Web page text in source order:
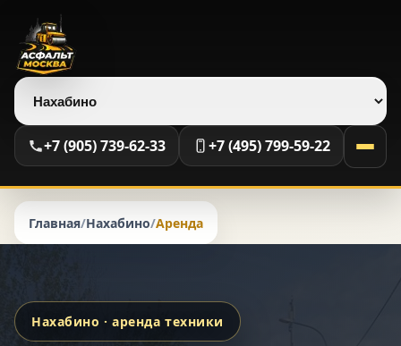
Выберите регион
+7 (905) 739-62-33 +7 (495) 799-59-22
Главная/Нахабино/Аренда
Нахабино · аренда техники